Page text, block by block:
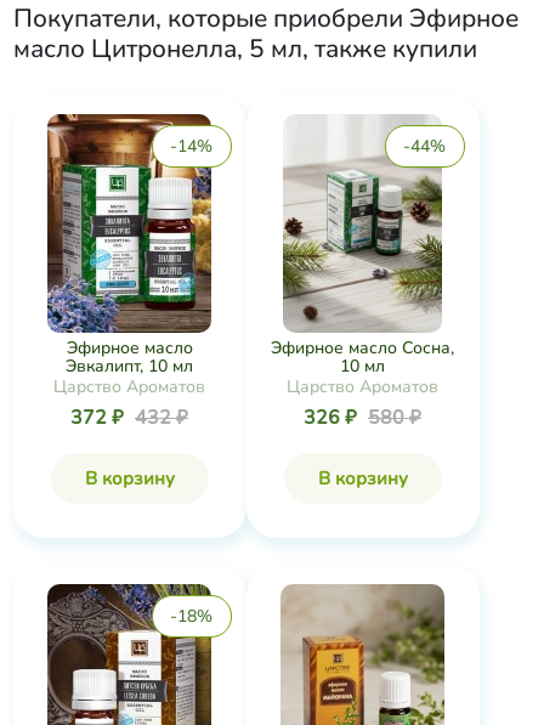
Покупатели, которые приобрели Эфирное
масло Цитронелла, 5 мл, также купили
-14%
Эфирное масло
Эвкалипт, 10 мл
Царство Ароматов
372 ₽ 432 ₽
В корзину
-44%
Эфирное масло Сосна,
10 мл
Царство Ароматов
326 ₽ 580 ₽
В корзину
-18%